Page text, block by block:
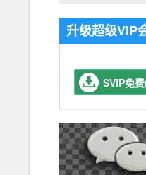
升级超级VIP
SVIP免